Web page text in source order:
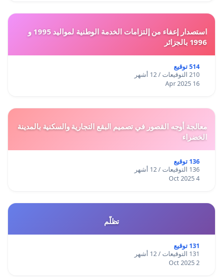
استصدار إعفاء من إلتزامات الخدمة الوطنية لمواليد 1995 و
1996 بالجزائر
514 توقيع
210 التوقيعات / 12 أشهر
16 Apr 2025
معالجة أوجه القصور في تصميم البقع التجارية والسكنية بالمدينة
الخضراء
136 توقيع
136 التوقيعات / 12 أشهر
4 Oct 2025
تظلّم
131 توقيع
131 التوقيعات / 12 أشهر
2 Oct 2025